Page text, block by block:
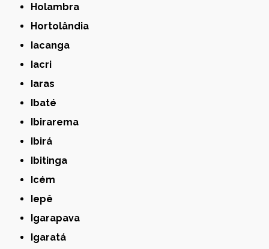
Holambra
Hortolândia
Iacanga
Iacri
Iaras
Ibaté
Ibirarema
Ibirá
Ibitinga
Icém
Iepê
Igarapava
Igaratá